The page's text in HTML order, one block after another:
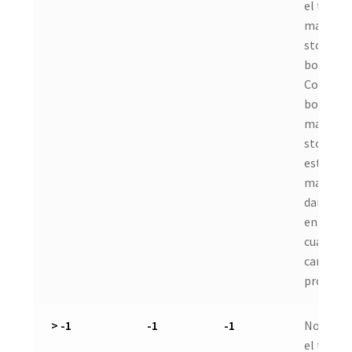
el tipo
manejo
stocks
bodegas.
Como
bodega
maneja
stocks
este
dará
entrada
cantidad
> -1 -1 -1
No
el tipo